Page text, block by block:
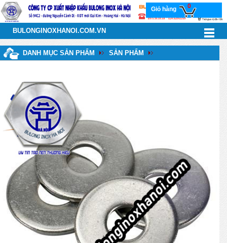
Giỏ hàng 0
BULONGINOXHANOI.COM.VN
DANH MỤC SẢN PHẨM
SẢN PHẨM